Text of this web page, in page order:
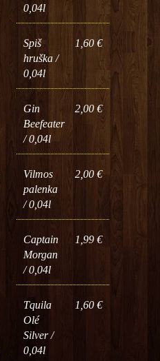
0,04l
Spiš
hruška /
0,04l
1,60 €
Gin
Beefeater
/ 0,04l
2,00 €
Vilmos
palenka
/ 0,04l
2,00 €
Captain
Morgan
/ 0,04l
1,99 €
Tquila
Olé
Silver /
0,04l
1,60 €